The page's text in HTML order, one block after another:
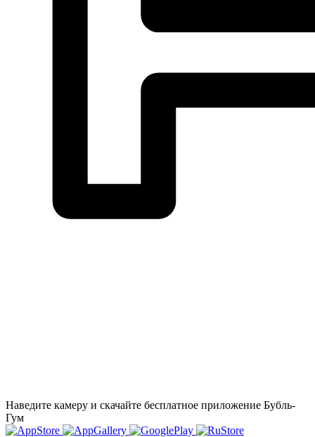
Наведите камеру и скачайте бесплатное приложение Бубль-
Гум